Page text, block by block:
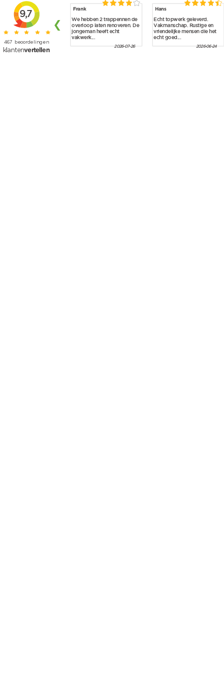
Skip to main content
9,7
467 beoordelingen
klantenvertellen
❮
Frank
We hebben 2 trappennen de
overloop laten renoveren. De
jongeman heeft echt
vakwerk...
2026-07-26
Hans
Echt topwerk geleverd.
Vakmanschap. Rustige en
vriendelijke mensen die het
echt goed...
2026-06-24